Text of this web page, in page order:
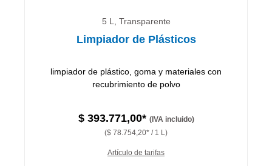
5 L, Transparente
Limpiador de Plásticos
limpiador de plástico, goma y materiales con
recubrimiento de polvo
$ 393.771,00* (IVA incluido)
($ 78.754,20* / 1 L)
Artículo de tarifas